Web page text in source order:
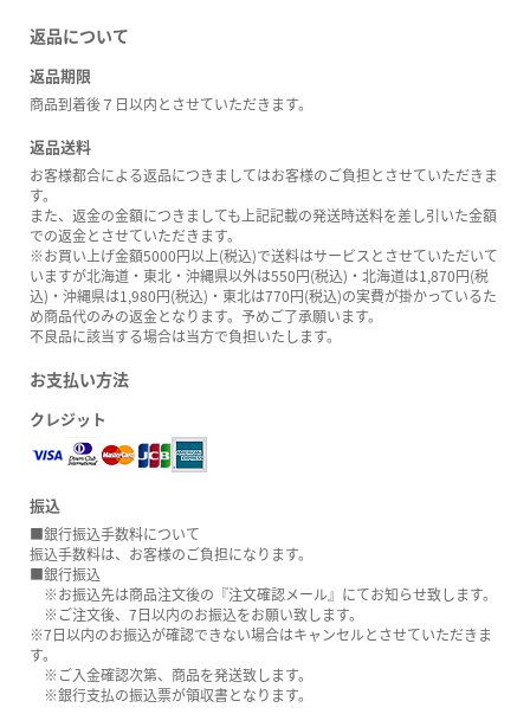
返品について
返品期限
商品到着後７日以内とさせていただきます。
返品送料
お客様都合による返品につきましてはお客様のご負担とさせていただきま
す。
また、返金の金額につきましても上記記載の発送時送料を差し引いた金額
での返金とさせていただきます。
※お買い上げ金額5000円以上(税込)で送料はサービスとさせていただいて
いますが北海道・東北・沖縄県以外は550円(税込)・北海道は1,870円(税
込)・沖縄県は1,980円(税込)・東北は770円(税込)の実費が掛かっているた
め商品代のみの返金となります。予めご了承願います。
不良品に該当する場合は当方で負担いたします。
お支払い方法
クレジット
振込
■銀行振込手数料について
振込手数料は、お客様のご負担になります。
■銀行振込
※お振込先は商品注文後の『注文確認メール』にてお知らせ致します。
※ご注文後、7日以内のお振込をお願い致します。
※7日以内のお振込が確認できない場合はキャンセルとさせていただきま
す。
※ご入金確認次第、商品を発送致します。
※銀行支払の振込票が領収書となります。